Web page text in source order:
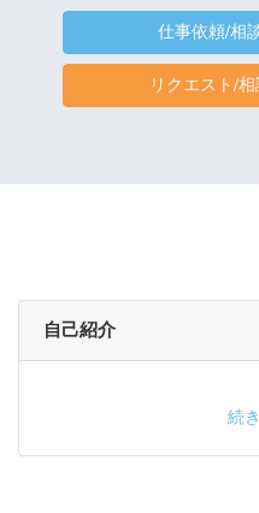
仕事依頼/相
リクエスト/
自己紹介
続